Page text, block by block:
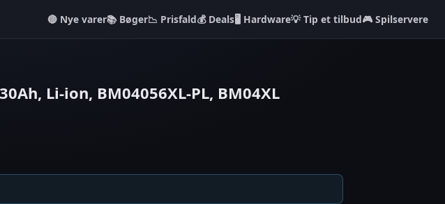
Nye varer📚 Bøger📉 Prisfald💰 Deals🖥️ Hardware💡 Tip et tilbud🎮 Spilservere
Li-ion, BM04056XL-PL, BM04XL